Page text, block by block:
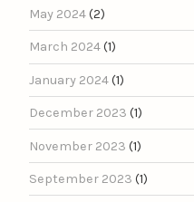
May 2024(2)
March 2024(1)
January 2024(1)
December 2023 (1)
November 2023 (1)
September 2023 (1)